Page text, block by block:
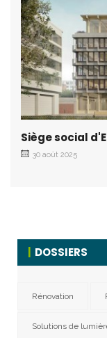
Siège social
30 août 2025
DOSSIERS
Rénovation
Solutions de